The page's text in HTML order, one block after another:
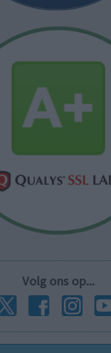
Volg ons op...